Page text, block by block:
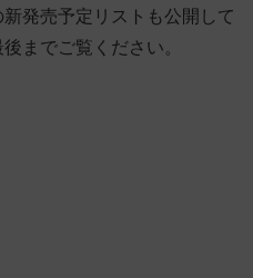
発売予定リストも公開して
までご覧ください。